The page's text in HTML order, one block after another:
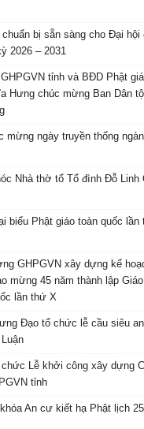
bị sẵn sàng cho Đại hội
2026 – 2031
tỉnh và BĐD Phật
Hưng chúc mừng Ban Dân
mừng ngày truyền thống
Nhà thờ tổ Tổ đình Đỗ Linh
biểu Phật giáo toàn quốc lần
GHPGVN xây dựng kế
mừng 45 năm thành lập
lần thứ X
Đạo tổ chức lễ cầu siêu
chức Lễ khởi công xây dựng
tỉnh
An cư kiết hạ Phật lịch